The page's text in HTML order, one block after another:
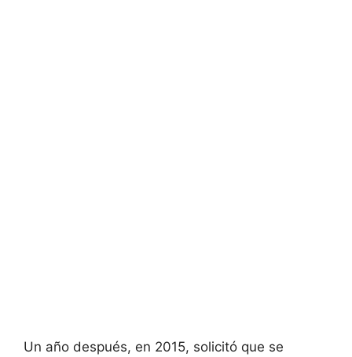
Un año después, en 2015, solicitó que se